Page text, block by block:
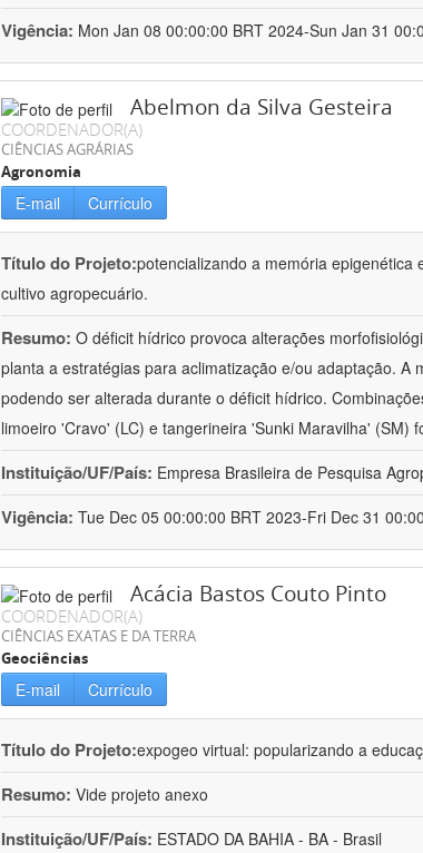
Vigência: Mon Jan 08 00:00:00 BRT 2024-Sun Jan 31
Abelmon da Silva Gesteira
COORDENADOR(A)
CIÊNCIAS AGRÁRIAS
Agronomia
E-mail Currículo
Título do Projeto:potencializando a memória
cultivo agropecuário.
Resumo: O déficit hídrico provoca alterações
planta a estratégias para aclimatização e/ou adaptação. A
podendo ser alterada durante o déficit hídrico.
limoeiro 'Cravo' (LC) e tangerineira 'Sunki Maravilha' (SM)
Instituição/UF/País: Empresa Brasileira de Pesquisa
Vigência: Tue Dec 05 00:00:00 BRT 2023-Fri Dec 31
Acácia Bastos Couto Pinto
COORDENADOR(A)
CIÊNCIAS EXATAS E DA TERRA
Geociências
E-mail Currículo
Título do Projeto:expogeo virtual: popularizando a
Resumo: Vide projeto anexo
Instituição/UF/País: ESTADO DA BAHIA - BA - Brasil